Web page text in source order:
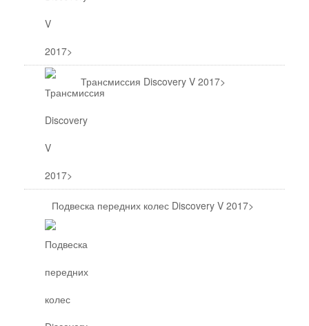
Трансмиссия Discovery V 2017>
Подвеска передних колес Discovery V 2017>